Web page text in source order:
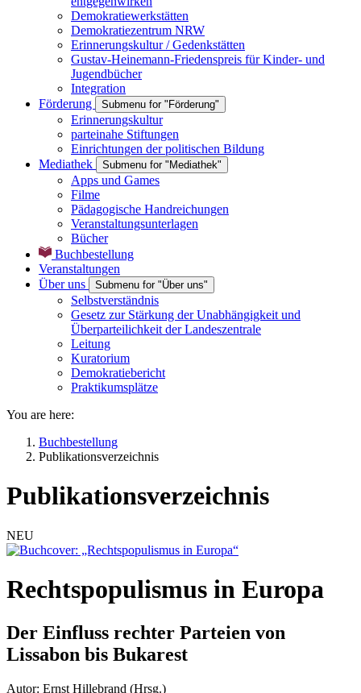
Demokratiewerkstätten
Demokratiezentrum NRW
Erinnerungskultur / Gedenkstätten
Gustav-Heinemann-Friedenspreis für Kinder- und
Jugendbücher
Integration
Förderung
Submenu for "Förderung"
Erinnerungskultur
parteinahe Stiftungen
Einrichtungen der politischen Bildung
Mediathek
Submenu for "Mediathek"
Apps und Games
Filme
Pädagogische Handreichungen
Veranstaltungsunterlagen
Bücher
Buchbestellung
Veranstaltungen
Über uns
Submenu for "Über uns"
Selbstverständnis
Gesetz zur Stärkung der Unabhängigkeit und
Überparteilichkeit der Landeszentrale
Leitung
Kuratorium
Demokratiebericht
Praktikumsplätze
You are here:
Buchbestellung
Publikationsverzeichnis
Publikationsverzeichnis
NEU
Rechtspopulismus in Europa
Der Einfluss rechter Parteien von
Lissabon bis Bukarest
Autor: Ernst Hillebrand (Hrsg.)